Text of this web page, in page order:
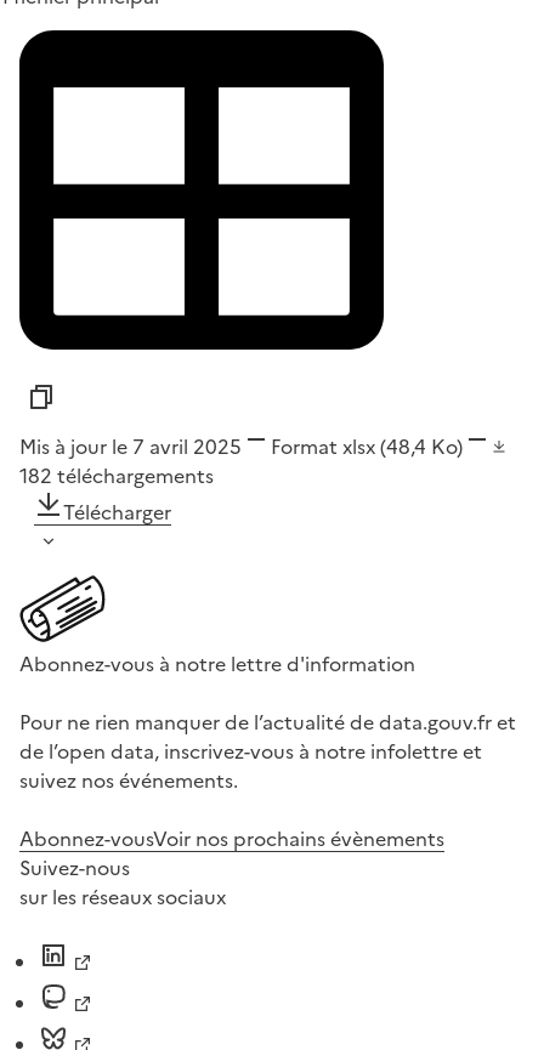
Mis à jour le 7 avril 2025 Format xlsx(48,4 Ko)
182 téléchargements
Télécharger
Abonnez-vous à notre lettre d'information
Pour ne rien manquer de l’actualité de data.gouv.fr et
de l’open data, inscrivez-vous à notre infolettre et
suivez nos événements.
Abonnez-vousVoir nos prochains évènements
Suivez-nous
sur les réseaux sociaux